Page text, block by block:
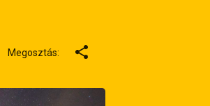
Megosztás: